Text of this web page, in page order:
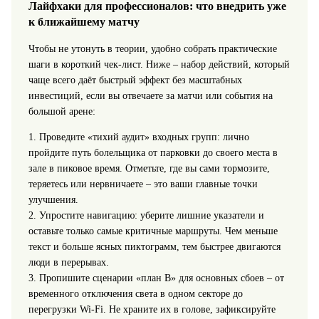
Лайфхаки для профессионалов: что внедрить уже
к ближайшему матчу
Чтобы не утонуть в теории, удобно собрать практические
шаги в короткий чек-лист. Ниже – набор действий, который
чаще всего даёт быстрый эффект без масштабных
инвестиций, если вы отвечаете за матчи или события на
большой арене:
1. Проведите «тихий аудит» входных групп: лично
пройдите путь болельщика от парковки до своего места в
зале в пиковое время. Отметьте, где вы сами тормозите,
теряетесь или нервничаете – это ваши главные точки
улучшения.
2. Упростите навигацию: уберите лишние указатели и
оставьте только самые критичные маршруты. Чем меньше
текст и больше ясных пиктограмм, тем быстрее двигаются
люди в перерывах.
3. Пропишите сценарии «план B» для основных сбоев – от
временного отключения света в одном секторе до
перегрузки Wi‑Fi. Не храните их в голове, зафиксируйте